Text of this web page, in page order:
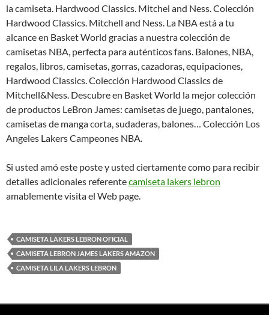
la camiseta. Hardwood Classics. Mitchel and Ness. Colección
Hardwood Classics. Mitchell and Ness. La NBA está a tu
alcance en Basket World gracias a nuestra colección de
camisetas NBA, perfecta para auténticos fans. Balones, NBA,
regalos, libros, camisetas, gorras, cazadoras, equipaciones,
Hardwood Classics. Colección Hardwood Classics de
Mitchell&Ness. Descubre en Basket World la mejor colección
de productos LeBron James: camisetas de juego, pantalones,
camisetas de manga corta, sudaderas, balones… Colección Los
Angeles Lakers Campeones NBA.
Si usted amó este poste y usted ciertamente como para recibir
detalles adicionales referentecamiseta lakers lebron
amablemente visita el Web page.
CAMISETA LAKERS LEBRON OFICIAL
CAMISETA LEBRON JAMES LAKERS AMAZON
CAMISETA LILA LAKERS LEBRON